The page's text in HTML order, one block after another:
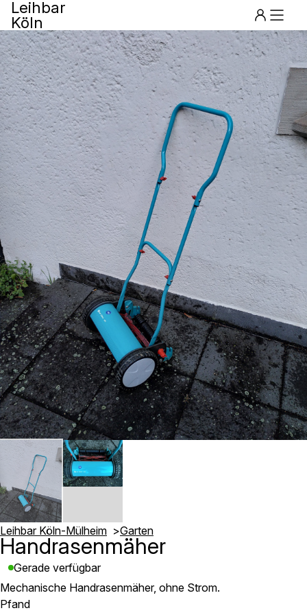
Leihbar
Köln
Menu
Leihbar Köln-Mülheim Garten
Handrasenmäher
Gerade verfügbar
Mechanische Handrasenmäher, ohne Strom.
Pfand